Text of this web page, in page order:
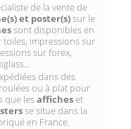
de la vente de
et poster(s)sur le
sont disponibles en
impressions sur
sur forex,
dans des
ou à plat pour
que lesafficheset
se situe dans la
en France.